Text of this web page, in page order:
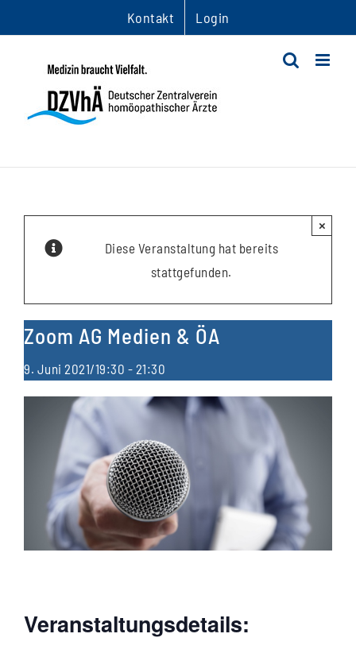
Inhalt
Kontakt Login
Diese Veranstaltung hat bereits
stattgefunden.
×
Zoom AG Medien & ÖA
9. Juni 2021/19:30 - 21:30
Veranstaltungsdetails: